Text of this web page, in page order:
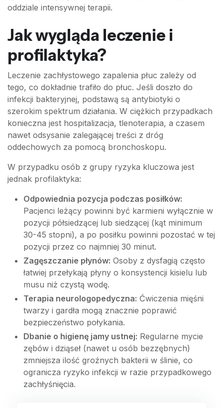
oddziale intensywnej terapii.
Jak wygląda leczenie i
profilaktyka?
Leczenie zachłystowego zapalenia płuc zależy od
tego, co dokładnie trafiło do płuc. Jeśli doszło do
infekcji bakteryjnej, podstawą są antybiotyki o
szerokim spektrum działania. W ciężkich przypadkach
konieczna jest hospitalizacja, tlenoterapia, a czasem
nawet odsysanie zalegającej treści z dróg
oddechowych za pomocą bronchoskopu.
W przypadku osób z grupy ryzyka kluczowa jest
jednak profilaktyka:
Odpowiednia pozycja podczas posiłków:
Pacjenci leżący powinni być karmieni wyłącznie w
pozycji półsiedzącej lub siedzącej (kąt minimum
30-45 stopni), a po posiłku powinni pozostać w tej
pozycji przez co najmniej 30 minut.
Zagęszczanie płynów: Osoby z dysfagią często
łatwiej przełykają płyny o konsystencji kisielu lub
musu niż czystą wodę.
Terapia neurologopedyczna: Ćwiczenia mięśni
twarzy i gardła mogą znacznie poprawić
bezpieczeństwo połykania.
Dbanie o higienę jamy ustnej: Regularne mycie
zębów i dziąseł (nawet u osób bezzębnych)
zmniejsza ilość groźnych bakterii w ślinie, co
ogranicza ryzyko infekcji w razie przypadkowego
zachłyśnięcia.